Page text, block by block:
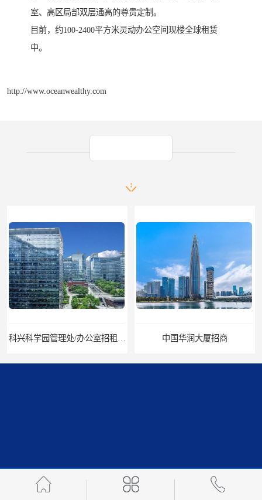
室、高区局部双层通高的尊贵定制。
目前，约100-2400平方米灵动办公空间现楼全球租赁
中。
http://www.oceanwealthy.com
中国华润大厦招商
招商局广场出租 华润置地大厦招租